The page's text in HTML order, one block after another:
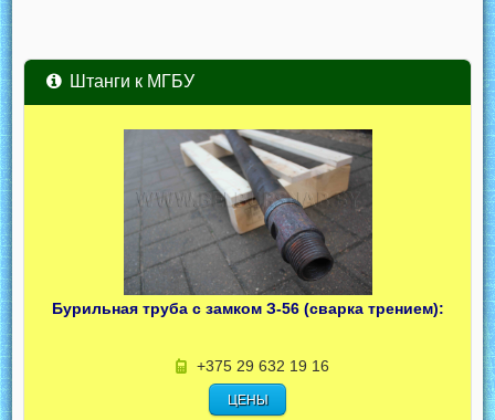
Штанги к МГБУ
Бурильная труба с замком З-56 (сварка трением):
+375 29 632 19 16
ЦЕНЫ